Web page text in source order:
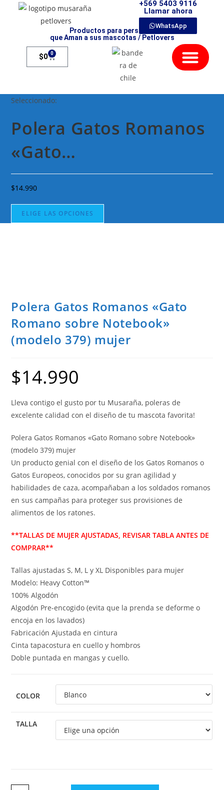
+569 5403 9116
Llamar ahora
WhatsApp
Productos para personas
que Aman a sus mascotas / Petlovers
$0 0
Seleccionado:
Polera Gatos Romanos
«Gato…
$14.990
ELIGE LAS OPCIONES
Polera Gatos Romanos «Gato
Romano sobre Notebook»
(modelo 379) mujer
$14.990
Lleva contigo el gusto por tu Musaraña, poleras de
excelente calidad con el diseño de tu mascota favorita!
Polera Gatos Romanos «Gato Romano sobre Notebook»
(modelo 379) mujer
Un producto genial con el diseño de los Gatos Romanos o
Gatos Europeos, conocidos por su gran agilidad y
habilidades de caza, acompañaban a los soldados romanos
en sus campañas para proteger sus provisiones de
alimentos de los ratones.
**TALLAS DE MUJER AJUSTADAS, REVISAR TABLA ANTES DE
COMPRAR**
Tallas ajustadas S, M, L y XL Disponibles para mujer
Modelo: Heavy Cotton™
100% Algodón
Algodón Pre-encogido (evita que la prenda se deforme o
encoja en los lavados)
Fabricación Ajustada en cintura
Cinta tapacostura en cuello y hombros
Doble puntada en mangas y cuello.
COLOR
TALLA